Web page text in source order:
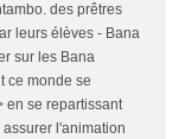
des prêtres
leurs élèves - Bana
sur les Bana
ce monde se
en se repartissant
l'animation